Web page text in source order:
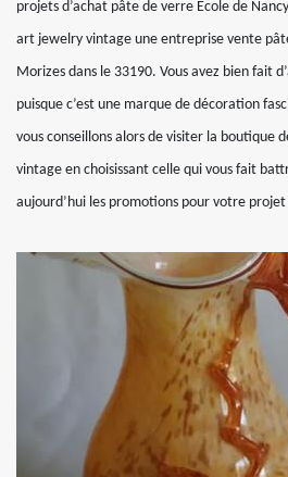
projets d’achat pâte de verre École de
art jewelry vintage une entreprise vente
Morizes dans le 33190. Vous avez bien fait
puisque c’est une marque de décoration
vous conseillons alors de visiter la boutique
vintage en choisissant celle qui vous fait
aujourd’hui les promotions pour votre